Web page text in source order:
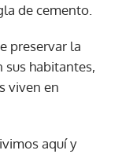
de cemento.
preservar la
sus habitantes,
viven en
aquí y